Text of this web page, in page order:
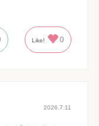
Like! 0
2026.7.11